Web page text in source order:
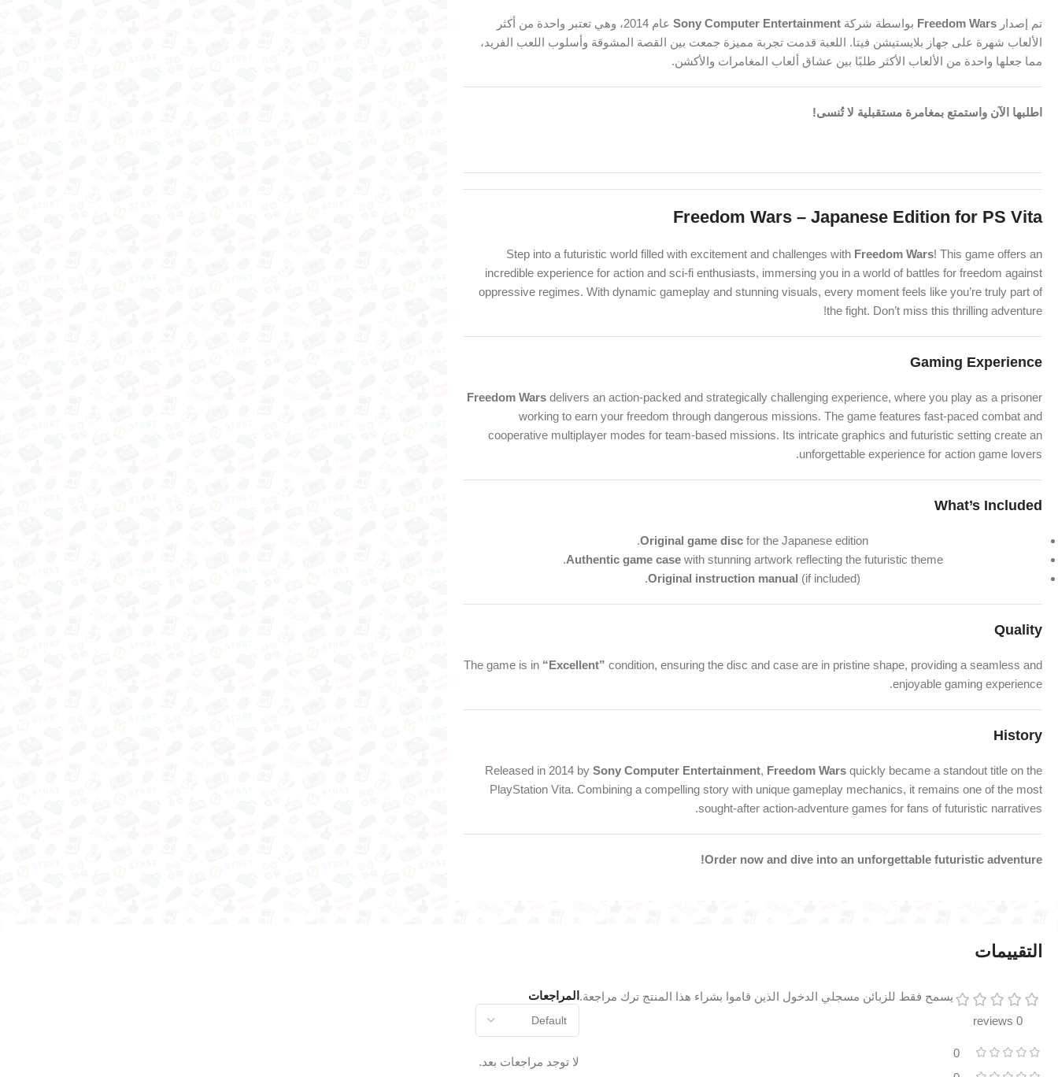
تم إصدار Freedom Wars بواسطة شركة Sony Computer Entertainment
عام 2014، وهي تعتبر واحدة من أكثر
الألعاب شهرة على جهاز بلايستيشن فيتا. اللعبة قدمت تجربة مميزة جمعت بين القصة المشوقة وأسلوب اللعب الفريد،
مما جعلها واحدة من الألعاب الأكثر طلبًا بين عشاق ألعاب المغامرات والأكشن.
اطلبها الآن واستمتع بمغامرة مستقبلية لا تُنسى!
Freedom Wars – Japanese Edition for PS Vita
Step into a futuristic world filled with excitement and challenges with Freedom Wars! This game offers an
incredible experience for action and sci-fi enthusiasts, immersing you in a world of battles for freedom against
oppressive regimes. With dynamic gameplay and stunning visuals, every moment feels like you’re truly part of
the fight. Don’t miss this thrilling adventure!
Gaming Experience
Freedom Wars delivers an action-packed and strategically challenging experience, where you play as a prisoner
working to earn your freedom through dangerous missions. The game features fast-paced combat and
cooperative multiplayer modes for team-based missions. Its intricate graphics and futuristic setting create an
unforgettable experience for action game lovers.
What’s Included
Original game disc for the Japanese edition.
Authentic game casewith stunning artwork reflecting the futuristic theme.
Original instruction manual (if included).
Quality
The game is in “Excellent” condition, ensuring the disc and case are in pristine shape, providing a seamless and
enjoyable gaming experience.
History
Released in 2014 by Sony Computer Entertainment, Freedom Wars quickly became a standout title on the
PlayStation Vita. Combining a compelling story with unique gameplay mechanics, it remains one of the most
sought-after action-adventure games for fans of futuristic narratives.
Order now and dive into an unforgettable futuristic adventure!
التقييمات
0 reviews
0
المراجعات
لا توجد مراجعات بعد.
يسمح فقط للزبائن مسجلي الدخول الذين قاموا بشراء هذا المنتج ترك مراجعة.